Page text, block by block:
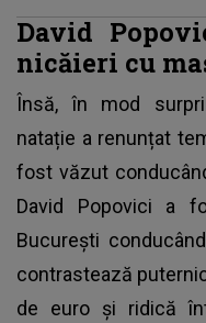
David
nicăieri cu
Însă, în mod
natație a renunțat
fost văzut
David Popovici a
București
contrastează
de euro și ridică